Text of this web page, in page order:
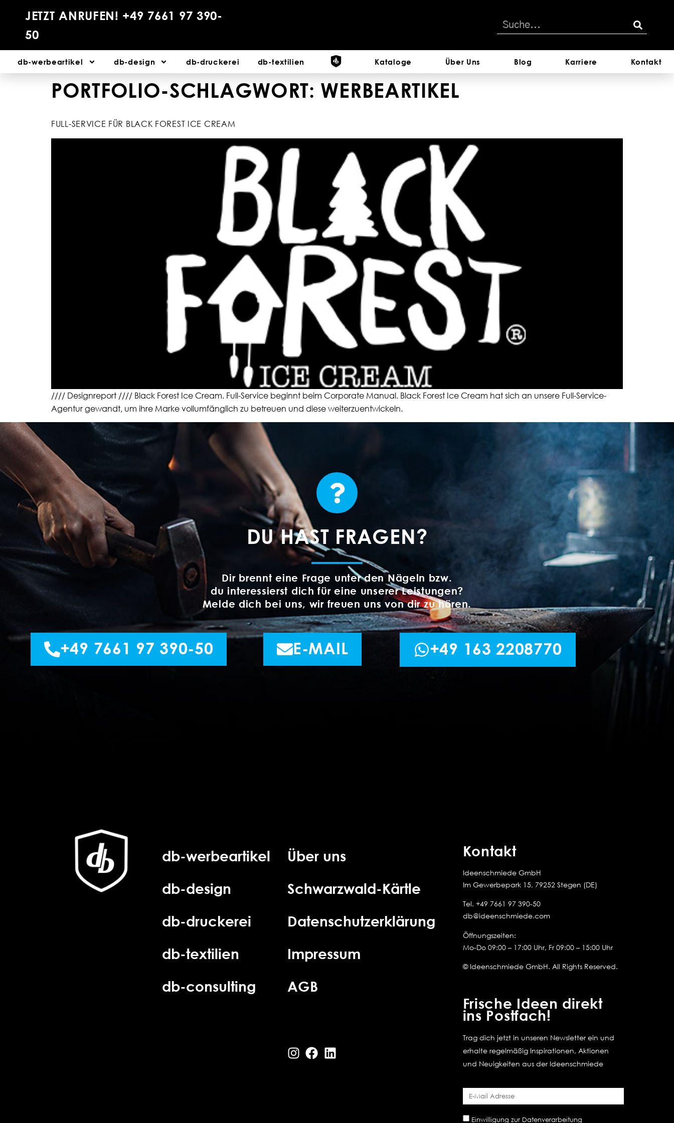
JETZT ANRUFEN! +49 7661 97 390-
50
db-werbeartikel db-design db-druckerei db-textilien Kataloge Über Uns Blog Karriere Kontakt
PORTFOLIO-SCHLAGWORT: WERBEARTIKEL
FULL-SERVICE FÜR BLACK FOREST ICE CREAM
//// Designreport //// Black Forest Ice Cream. Full-Service beginnt beim Corporate Manual. Black Forest Ice Cream hat sich an unsere Full-Service-
Agentur gewandt, um ihre Marke vollumfänglich zu betreuen und diese weiterzuentwickeln.
DU HAST FRAGEN?
Dir brennt eine Frage unter den Nägeln bzw.
du interessierst dich für eine unserer Leistungen?
Melde dich bei uns, wir freuen uns von dir zu hören.
+49 7661 97 390-50 E-MAIL +49 163 2208770
db-werbeartikel
db-design
db-druckerei
db-textilien
db-consulting
Über uns
Schwarzwald-Kärtle
Datenschutzerklärung
Impressum
AGB
Kontakt
Ideenschmiede GmbH
Im Gewerbepark 15, 79252 Stegen (DE)
Tel. +49 7661 97 390-50
db@ideenschmiede.com
Öffnungszeiten:
Mo-Do 09:00 – 17:00 Uhr, Fr 09:00 – 15:00 Uhr
© Ideenschmiede GmbH. All Rights Reserved.
Frische Ideen direkt
ins Postfach!
Trag dich jetzt in unseren Newsletter ein und
erhalte regelmäßig Inspirationen, Aktionen
und Neuigkeiten aus der Ideenschmiede
Einwilligung zur Datenverarbeitung